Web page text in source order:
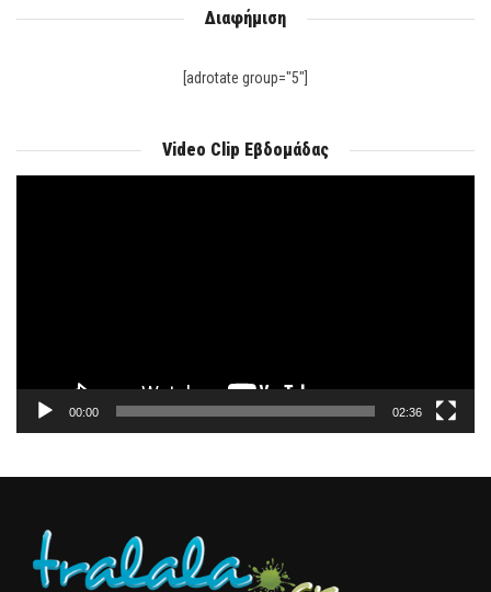
Διαφήμιση
[adrotate group="5"]
Video Clip Εβδομάδας
00:00 02:36